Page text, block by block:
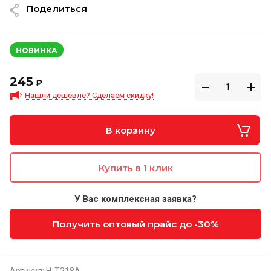
НОВИНКА
245 ₽
Нашли дешевле? Сделаем скидку!
В корзину
Купить в 1 клик
У Вас комплексная заявка?
Получить оптовый прайс до -30%
Поделиться